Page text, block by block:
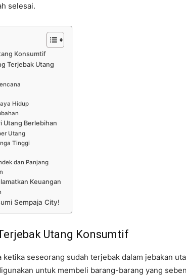
selesai.
Konsumtif
Terjebak Utang
Hidup
Utang Berlebihan
Utang
Tinggi
dan Panjang
Keuangan
Sempaja City!
Utang Konsumtif
seseorang sudah terjebak dalam jebakan
untuk membeli barang-barang yang